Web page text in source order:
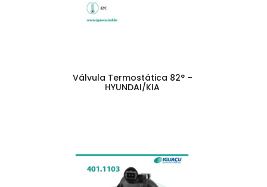
Válvula Termostática 82° –
HYUNDAI/KIA